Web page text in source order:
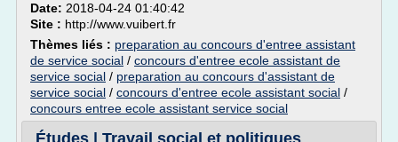
Date: 2018-04-24 01:40:42
Site : http://www.vuibert.fr
Thèmes liés : preparation au concours d'entree assistant
de service social / concours d'entree ecole assistant de
service social / preparation au concours d'assistant de
service social / concours d'entree ecole assistant social /
concours entree ecole assistant service social
Études | Travail social et politiques